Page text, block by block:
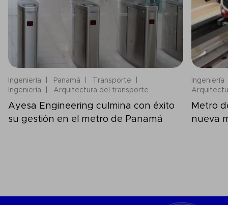
Ingeniería Panamá
Transporte
Ingeniería
Arquitectura del transporte
Ayesa Engineering culmina con éxito
su gestión en el metro de Panamá
Ingeniería
Metro
nueva